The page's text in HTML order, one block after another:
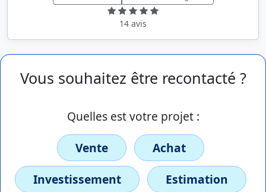
14 avis
Vous souhaitez être recontacté ?
Quelles est votre projet :
Vente
Achat
Investissement
Estimation